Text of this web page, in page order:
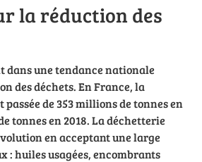
la réduction des
dans une tendance nationale
des déchets. En France, la
de 353 millions de tonnes en
tonnes en 2018. La déchetterie
en acceptant une large
: huiles usagées, encombrants